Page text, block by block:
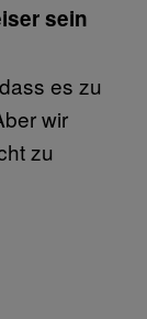
sein
es zu
wir
zu